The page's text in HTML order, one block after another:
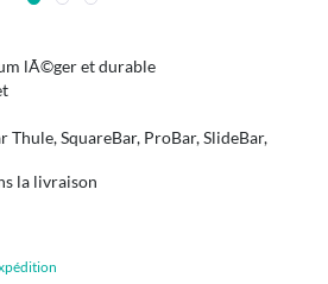
lÃ©ger et durable
SquareBar, ProBar, SlideBar,
la livraison